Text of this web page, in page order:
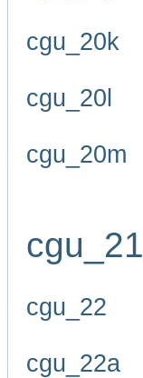
cgu_20k
cgu_20l
cgu_20m
cgu_21
cgu_22
cgu_22a